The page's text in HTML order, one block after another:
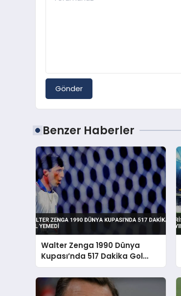
Gönder
Benzer Haberler
Walter Zenga 1990 Dünya
Kupası’nda 517 Dakika Gol
Yemedi